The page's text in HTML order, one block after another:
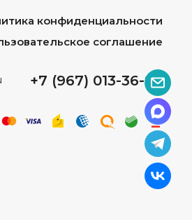
конфиденциальности
соглашение
+7 (967) 013-36-96